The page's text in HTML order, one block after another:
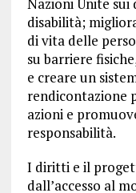
disabilità;
di vita delle
su barriere
e creare un
rendicontazione
azioni e
responsabilità.
I diritti e il
dall’accesso al